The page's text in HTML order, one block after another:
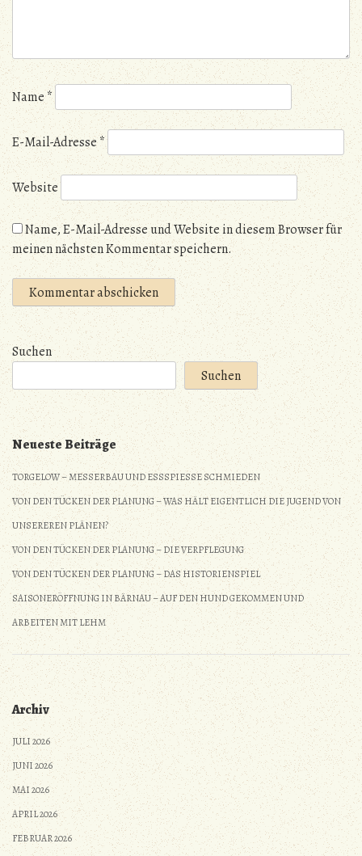
Name*
E-Mail-Adresse*
Website
Name, E-Mail-Adresse und Website in diesem Browser für
meinen nächsten Kommentar speichern.
Suchen
Suchen
Neueste Beiträge
TORGELOW – MESSERBAU UND ESSSPIESSE SCHMIEDEN
VON DEN TÜCKEN DER PLANUNG – WAS HÄLT EIGENTLICH DIE JUGEND VON
UNSEREREN PLÄNEN?
VON DEN TÜCKEN DER PLANUNG – DIE VERPFLEGUNG
VON DEN TÜCKEN DER PLANUNG – DAS HISTORIENSPIEL
SAISONERÖFFNUNG IN BÄRNAU – AUF DEN HUND GEKOMMEN UND
ARBEITEN MIT LEHM
Archiv
JULI 2026
JUNI 2026
MAI 2026
APRIL 2026
FEBRUAR 2026